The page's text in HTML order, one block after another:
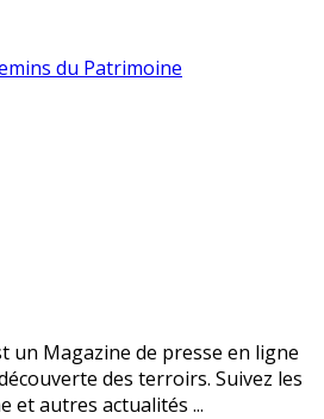
du Patrimoine
un Magazine de presse en ligne
des terroirs. Suivez les
et autres actualités ...